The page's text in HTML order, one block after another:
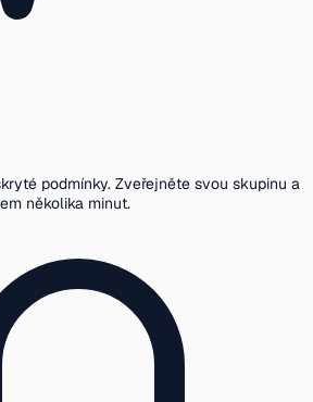
podmínky. Zveřejněte svou skupinu a
několika minut.